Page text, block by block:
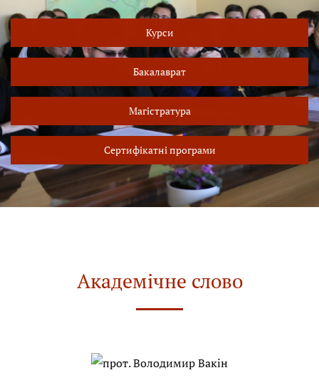
Курси
Бакалаврат
Магістратура
Сертифікатні програми
Академічне слово